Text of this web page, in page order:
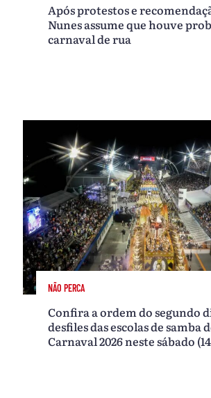
Após protestos e
Nunes assume que houve
carnaval de rua
NÃO PERCA
Confira a ordem do segundo
desfiles das escolas de samba
Carnaval 2026 neste sábado